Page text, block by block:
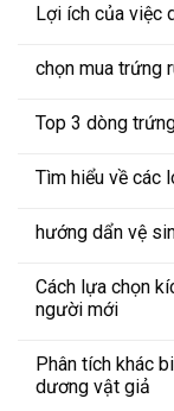
Lợi ích của việc
chọn mua trứng
Top 3 dòng
Tìm hiểu về các
hướng dẩn vệ
Cách lựa chọn
người mới
Phân tích khác
dương vật giả